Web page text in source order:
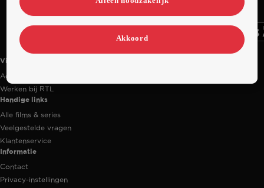
naar
programma
Videoland useful links.
Videoland
Actiecode
Werken bij RTL
Handige links
Alle films & series
Veelgestelde vragen
Klantenservice
Informatie
Contact
Privacy-instellingen
Akkoord